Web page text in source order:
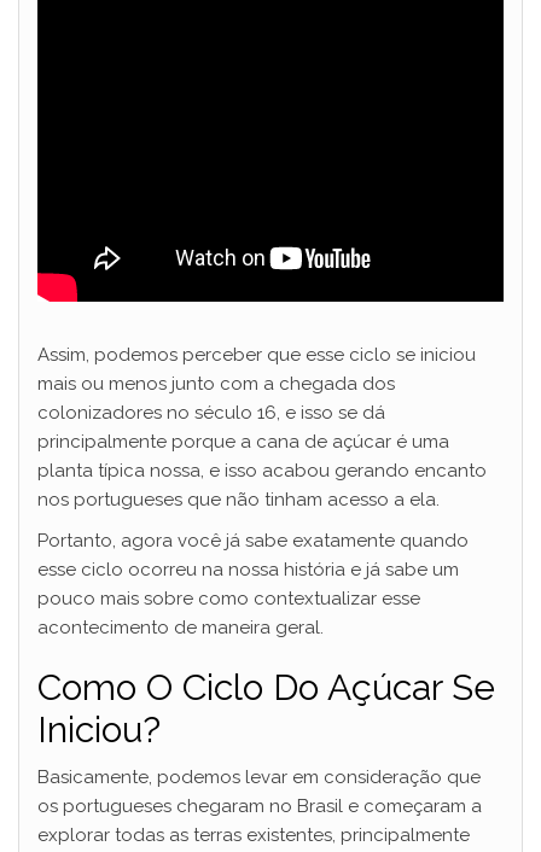
Assim, podemos perceber que esse ciclo se iniciou
mais ou menos junto com a chegada dos
colonizadores no século 16, e isso se dá
principalmente porque a cana de açúcar é uma
planta típica nossa, e isso acabou gerando encanto
nos portugueses que não tinham acesso a ela.
Portanto, agora você já sabe exatamente quando
esse ciclo ocorreu na nossa história e já sabe um
pouco mais sobre como contextualizar esse
acontecimento de maneira geral.
Como O Ciclo Do Açúcar Se
Iniciou?
Basicamente, podemos levar em consideração que
os portugueses chegaram no Brasil e começaram a
explorar todas as terras existentes, principalmente